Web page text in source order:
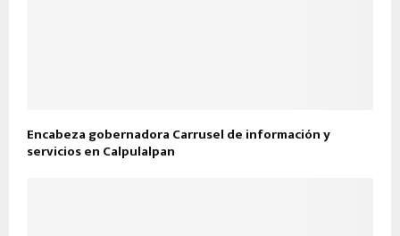
Encabeza gobernadora Carrusel de información y
servicios en Calpulalpan